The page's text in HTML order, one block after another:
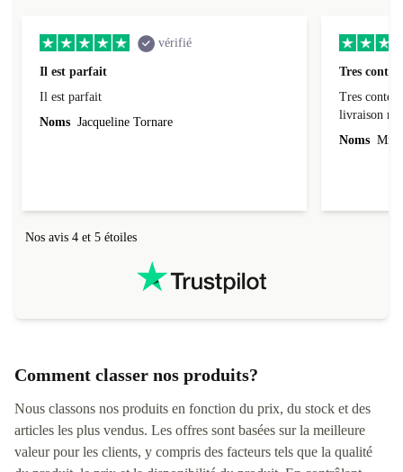
vérifié
Il est parfait
Il est parfait
Noms Jacqueline Tornare
Tres
Tres
Noms
Nos avis 4 et 5 étoiles
Comment classer nos produits?
Nous classons nos produits en fonction du prix, du stock et des
articles les plus vendus. Les offres sont basées sur la meilleure
valeur pour les clients, y compris des facteurs tels que la qualité